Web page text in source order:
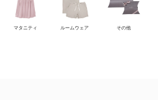
マタニティ ルームウェア その他